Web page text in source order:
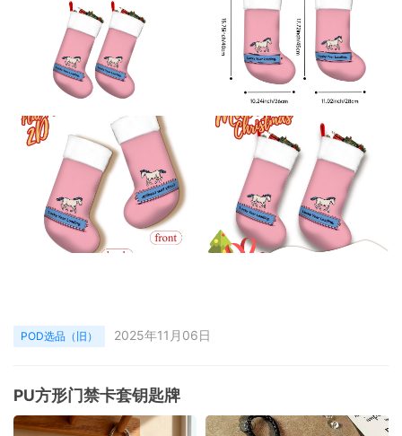
POD选品（旧） 2025年11月06日
PU方形门禁卡套钥匙牌